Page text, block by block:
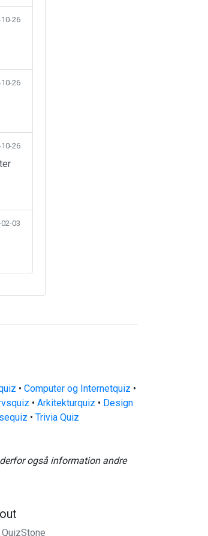
26
26
26
03
• Computer og Internetquiz •
• Arkitekturquiz • Design
• Trivia Quiz
også information andre
QuizStone